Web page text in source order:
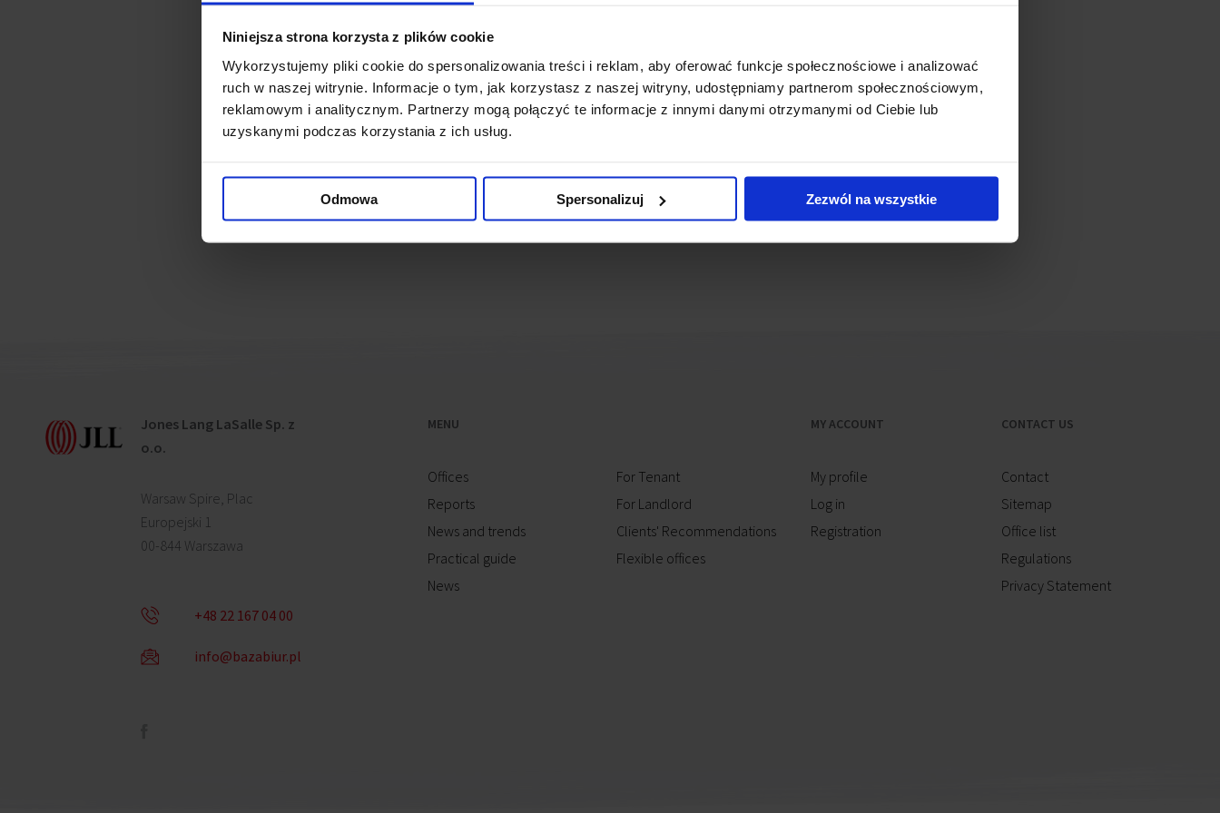
Niniejsza strona korzysta z plików cookie
Wykorzystujemy pliki cookie do spersonalizowania treści i reklam, aby oferować funkcje społecznościowe i analizować
ruch w naszej witrynie. Informacje o tym, jak korzystasz z naszej witryny, udostępniamy partnerom społecznościowym,
reklamowym i analitycznym. Partnerzy mogą połączyć te informacje z innymi danymi otrzymanymi od Ciebie lub
uzyskanymi podczas korzystania z ich usług.
Odmowa Spersonalizuj Zezwól na wszystkie
the result of applying innovations and pro-ecological solutions, implemented in the planning stage as well as in the
realization stage. The idea of an integrated investment process, based on the BIM concept, has been brought into
play in the project. Irydion Sp. z o.o. is the investor of the undertaking.
Connected news
Astrum office building is ready(1 April 2016)
Jones Lang LaSalle Sp. z
o.o.
Warsaw Spire, Plac
Europejski 1
00-844 Warszawa
+48 22 167 04 00
info@bazabiur.pl
MENU
Offices
Reports
News and trends
Practical guide
News
For Tenant
For Landlord
Clients' Recommendations
Flexible offices
MY ACCOUNT
My profile
Log in
Registration
CONTACT US
Contact
Sitemap
Office list
Regulations
Privacy Statement